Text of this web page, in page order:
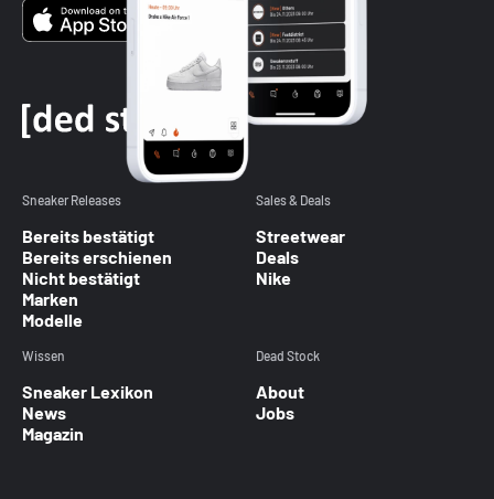
Sneaker Releases
Bereits bestätigt
Bereits erschienen
Nicht bestätigt
Marken
Modelle
Sales & Deals
Streetwear
Deals
Nike
Wissen
Sneaker Lexikon
News
Magazin
Dead Stock
About
Jobs